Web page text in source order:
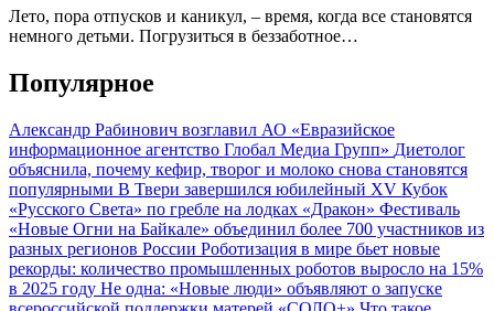
Лето, пора отпусков и каникул, – время, когда все становятся
немного детьми. Погрузиться в беззаботное…
Популярное
Александр Рабинович возглавил АО «Евразийское
информационное агентство Глобал Медиа Групп» Диетолог
объяснила, почему кефир, творог и молоко снова становятся
популярными В Твери завершился юбилейный XV Кубок
«Русского Света» по гребле на лодках «Дракон» Фестиваль
«Новые Огни на Байкале» объединил более 700 участников из
разных регионов России Роботизация в мире бьет новые
рекорды: количество промышленных роботов выросло на 15%
в 2025 году Не одна: «Новые люди» объявляют о запуске